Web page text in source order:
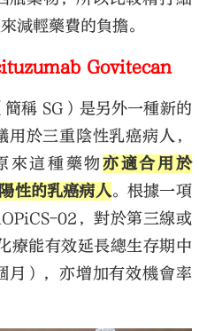
減輕藥費的負擔。
Govitecan
稱 SG）是另外一種新的
於三重陰性乳癌病人，
來這種藥物亦適合用於
性的乳癌病人。根據一項
02，對於第三線或
療能有效延長總生存期中
月），亦增加有效機會率